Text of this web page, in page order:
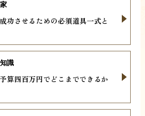
功させるための必須道具一式と
家
算四百万円でどこまでできるか
知識